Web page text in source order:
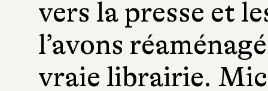
vers la presse et
l’avons
vraie librairie.